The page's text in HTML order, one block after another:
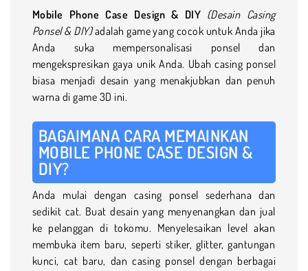
Mobile Phone Case Design & DIY (Desain Casing
Ponsel & DIY)adalah game yang cocok untuk Anda jika
Anda suka mempersonalisasi ponsel dan
mengekspresikan gaya unik Anda. Ubah casing ponsel
biasa menjadi desain yang menakjubkan dan penuh
warna di game 3D ini.
BAGAIMANA CARA MEMAINKAN
MOBILE PHONE CASE DESIGN &
DIY?
Anda mulai dengan casing ponsel sederhana dan
sedikit cat. Buat desain yang menyenangkan dan jual
ke pelanggan di tokomu. Menyelesaikan level akan
membuka item baru, seperti stiker, glitter, gantungan
kunci, cat baru, dan casing ponsel dengan berbagai